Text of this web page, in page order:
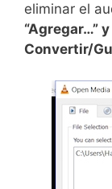
eliminar el
“Agregar…”
Convertir/